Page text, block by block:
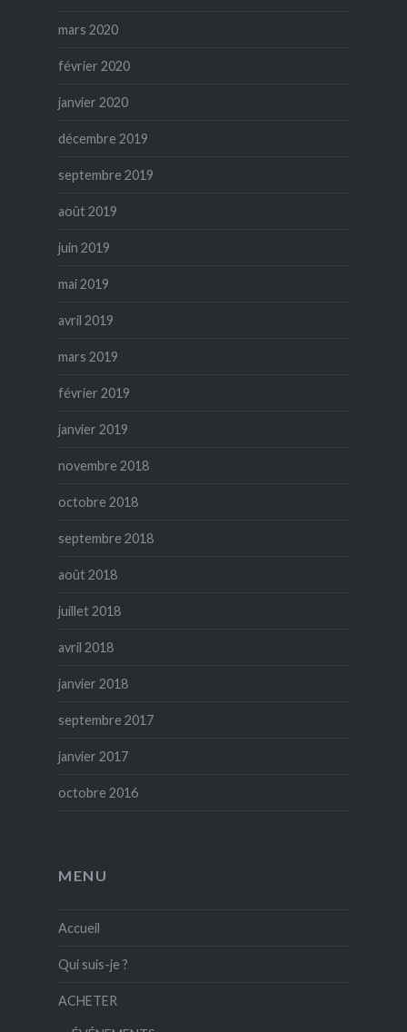
mars 2020
février 2020
janvier 2020
décembre 2019
septembre 2019
août 2019
juin 2019
mai 2019
avril 2019
mars 2019
février 2019
janvier 2019
novembre 2018
octobre 2018
septembre 2018
août 2018
juillet 2018
avril 2018
janvier 2018
septembre 2017
janvier 2017
octobre 2016
MENU
Accueil
Qui suis-je ?
ACHETER